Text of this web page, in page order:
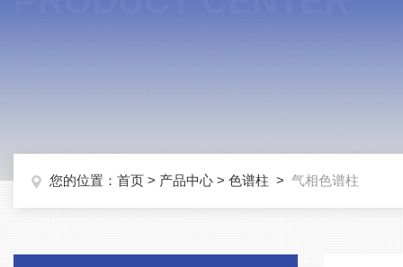
您的位置： 首页 > 产品中心 > 色谱柱 > 气相色谱柱